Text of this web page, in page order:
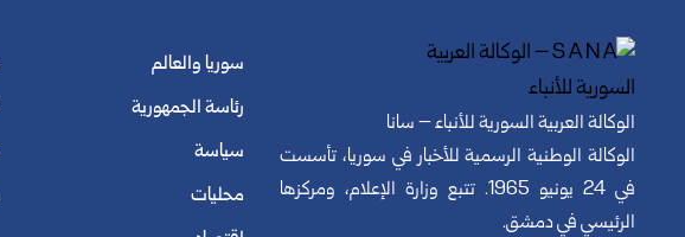
الوكالة العربية السورية للأنباء – سانا
الوكالة الوطنية الرسمية للأخبار في سوريا، تأسست
في 24 يونيو 1965. تتبع وزارة الإعلام، ومركزها
الرئيسي في دمشق.
سوريا والعالم
رئاسة الجمهورية
سياسة
محليات